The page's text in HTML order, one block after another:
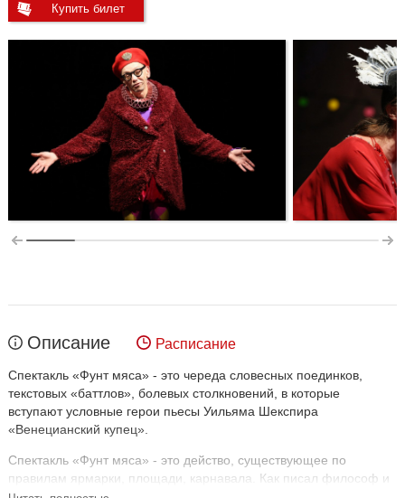
Купить билет
Описание Расписание
Спектакль «Фунт мяса» - это череда словесных поединков,
текстовых «баттлов», болевых столкновений, в которые
вступают условные герои пьесы Уильяма Шекспира
«Венецианский купец».
Спектакль «Фунт мяса» - это действо, существующее по
правилам ярмарки, площади, карнавала. Как писал философ и